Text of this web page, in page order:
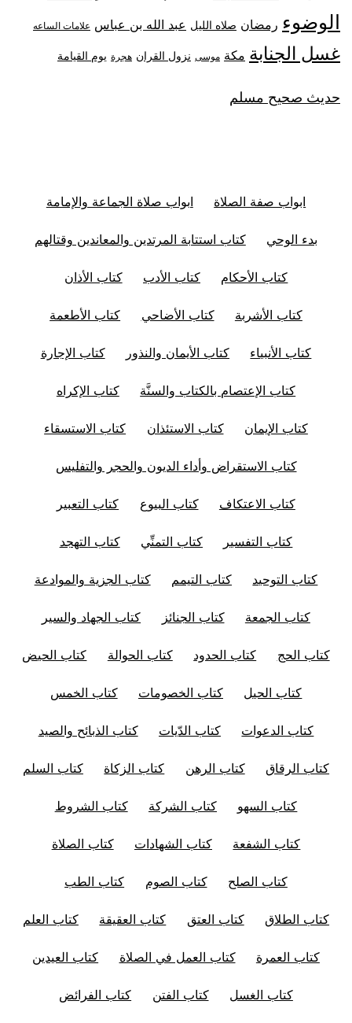
الوضوء رمضان صلاه الليل عبد الله بن عباس علامات الساعه
غسل الجنابة مكة موسى نزول القران هجرة يوم القيامة
حديث صحيح مسلم
ابواب صفة الصلاة ابواب صلاة الجماعة والإمامة
بدء الوحي كتاب استتابة المرتدين والمعاندين وقتالهم
كتاب الأحكام كتاب الأدب كتاب الأذان
كتاب الأشربة كتاب الأضاحي كتاب الأطعمة
كتاب الأنبياء كتاب الأيمان والنذور كتاب الإجارة
كتاب الإعتصام بالكتاب والسنَّة كتاب الإكراه
كتاب الإيمان كتاب الاستئذان كتاب الاستسقاء
كتاب الاستقراض وأداء الديون والحجر والتفليس
كتاب الاعتكاف كتاب البيوع كتاب التعبير
كتاب التفسير كتاب التمنِّي كتاب التهجد
كتاب التوحيد كتاب التيمم كتاب الجزية والموادعة
كتاب الجمعة كتاب الجنائز كتاب الجهاد والسير
كتاب الحج كتاب الحدود كتاب الحوالة كتاب الحيض
كتاب الحيل كتاب الخصومات كتاب الخمس
كتاب الدعوات كتاب الدّيات كتاب الذبائح والصيد
كتاب الرقاق كتاب الرهن كتاب الزكاة كتاب السلم
كتاب السهو كتاب الشركة كتاب الشروط
كتاب الشفعة كتاب الشهادات كتاب الصلاة
كتاب الصلح كتاب الصوم كتاب الطب
كتاب الطلاق كتاب العتق كتاب العقيقة كتاب العلم
كتاب العمرة كتاب العمل في الصلاة كتاب العيدين
كتاب الغسل كتاب الفتن كتاب الفرائض